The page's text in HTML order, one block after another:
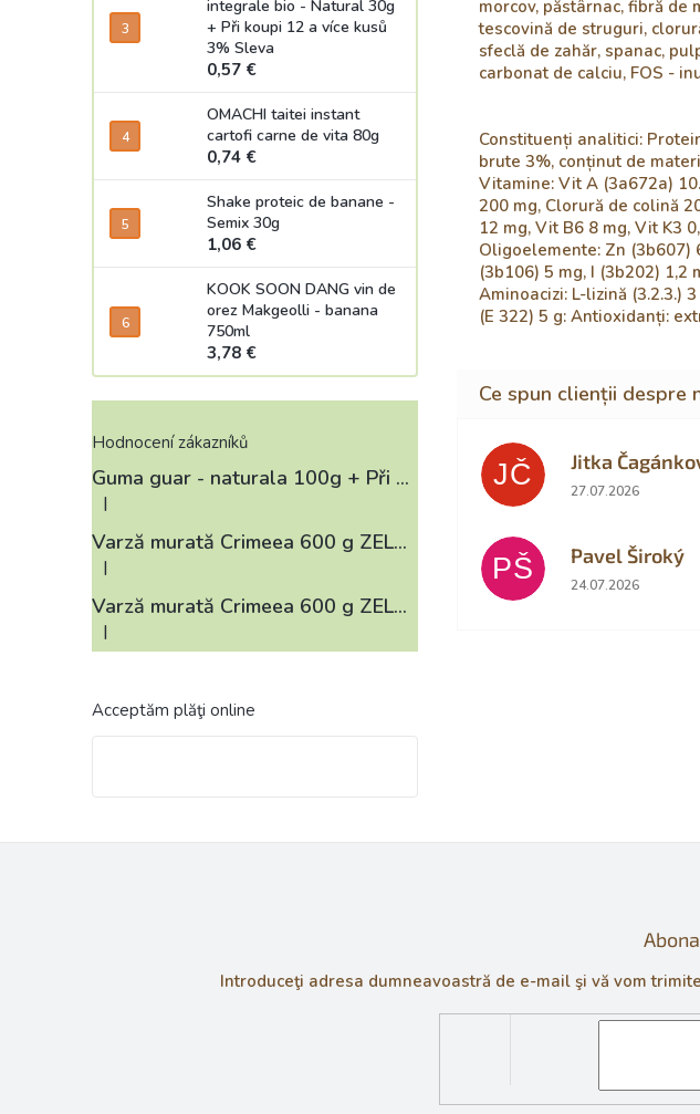
integrale bio - Natural 30g
+ Při koupi 12 a více kusů
3% Sleva
0,57 €
OMACHI taitei instant
cartofi carne de vita 80g
0,74 €
Shake proteic de banane -
Semix 30g
1,06 €
KOOK SOON DANG vin de
orez Makgeolli - banana
750ml
3,78 €
Hodnocení zákazníků
Guma guar - naturala 100g + Při koupi 12 a více kusů 3% Sleva
Ratingul produsului este 4 din 5 stele.
|
Varză murată Crimeea 600 g ZELÁRNA LOBKOWICZ
Ratingul produsului este 3 din 5 stele.
|
Varză murată Crimeea 600 g ZELÁRNA LOBKOWICZ
Ratingul produsului este 4 din 5 stele.
|
Acceptăm plăţi online
morcov, păstârnac, fibră
tescovină de struguri,
sfeclă de zahăr, spanac,
carbonat de calciu, FOS -
Constituenți analitici:
brute 3%, conținut de
Vitamine: Vit A (3a672a)
200 mg, Clorură de colină
12 mg, Vit B6 8 mg, Vit K3
Oligoelemente: Zn (3b607)
(3b106) 5 mg, I (3b202) 1,2
Aminoacizi: L-lizină (3.2.3.)
(E 322) 5 g: Antioxidanți:
JČ Jitka
Ratingul
27.07.2026
PŠ Pavel Široký
Ratingul
24.07.2026
Introduceţi adresa dumneavoastră de e-mail şi vă vom